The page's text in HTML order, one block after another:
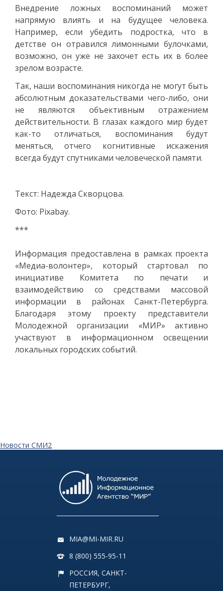
Внедрение ложных воспоминаний может
напрямую влиять и на будущее человека.
Например, если убедить подростка, что в
детстве он отравился лимонными булочками,
возможно, он уже не захочет есть их в более
зрелом возрасте.
Так, наши воспоминания никогда не могут быть
абсолютным доказательствами чего-либо, они
не являются объективным отражением
действительности. В глазах каждого мир будет
как-то отличаться, воспоминания будут
меняться, отчего когнитивные искажения
всегда будут спутниками человеческой памяти.
Текст: Надежда Скворцова.
Фото: Pixabay.
***
Информация предоставлена в рамках проекта
«Медиа-волонтер», который стартовал по
инициативе Комитета по печати и
взаимодействию со средствами массовой
информации в районах Санкт-Петербурга.
Благодаря этому проекту представители
Молодежной организации «МИР» активно
участвуют в информационном освещении
локальных городских событий.
Новости СМИ2
MIA@MI-MIR.RU
8 (800) 555-95-11
РОССИЯ, САНКТ-
ПЕТЕРБУРГ,